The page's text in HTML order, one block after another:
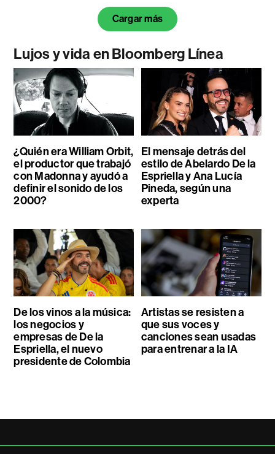
Cargar más
Lujos y vida en Bloomberg Línea
¿Quién era William Orbit,
el productor que trabajó
con Madonna y ayudó a
definir el sonido de los
2000?
El mensaje detrás del
estilo de Abelardo De la
Espriella y Ana Lucía
Pineda, según una
experta
De los vinos a la música:
los negocios y
empresas de De la
Espriella, el nuevo
presidente de Colombia
Artistas se resisten a
que sus voces y
canciones sean usadas
para entrenar a la IA